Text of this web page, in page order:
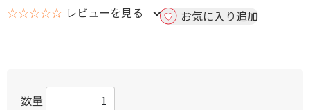
☆☆☆☆☆ レビューを見る お気に入り追加
数量